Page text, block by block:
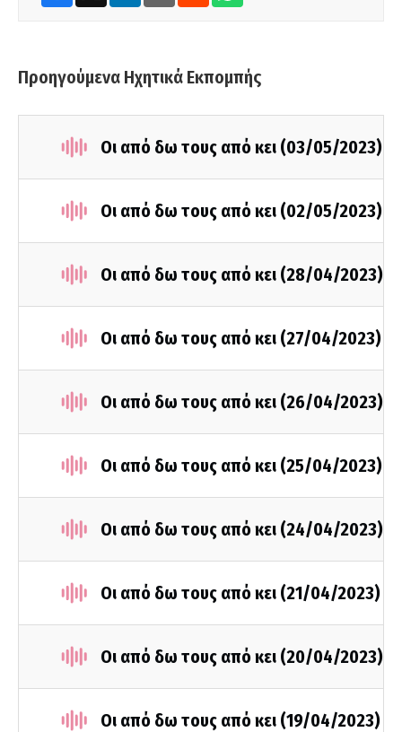
Προηγούμενα Ηχητικά Εκπομπής
Οι από δω τους από κει (03/05/2023)
Οι από δω τους από κει (02/05/2023)
Οι από δω τους από κει (28/04/2023)
Οι από δω τους από κει (27/04/2023)
Οι από δω τους από κει (26/04/2023)
Οι από δω τους από κει (25/04/2023)
Οι από δω τους από κει (24/04/2023)
Οι από δω τους από κει (21/04/2023)
Οι από δω τους από κει (20/04/2023)
Οι από δω τους από κει (19/04/2023)